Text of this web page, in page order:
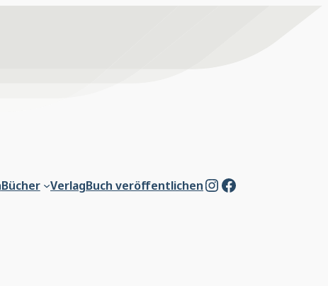
Bücher VerlagBuch veröffentlichenInstagram
Facebook